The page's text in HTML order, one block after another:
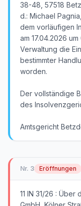
38-48, 57518
d.: Michael
dem vorläufigen
am 17.04.2026
Verwaltung die
bestimmter
worden.
Der vollständige
des
Amtsgericht
Nr. 3 Eröffnungen
11 IN 31/26 :